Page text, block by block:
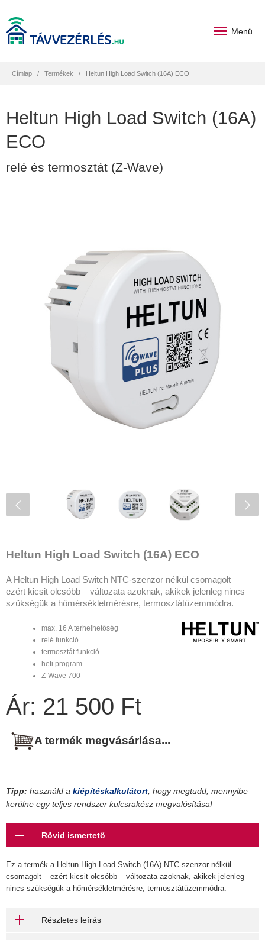
Menü
Címlap Termékek Heltun High Load Switch (16A) ECO
Heltun High Load Switch (16A)
ECO
relé és termosztát (Z-Wave)
Heltun High Load Switch (16A) ECO
A Heltun High Load Switch NTC-szenzor nélkül csomagolt –
ezért kicsit olcsóbb – változata azoknak, akikek jelenleg nincs
szükségük a hőmérsékletmérésre, termosztátüzemmódra.
max. 16 A terhelhetőség
relé funkció
termosztát funkció
heti program
Z-Wave 700
Ár: 21 500 Ft
A termék megvásárlása...
Tipp: használd a kiépítéskalkulátort , hogy megtudd, mennyibe
kerülne egy teljes rendszer kulcsrakész megvalósítása!
Rövid ismertető
Ez a termék a Heltun High Load Switch (16A) NTC-szenzor nélkül
csomagolt – ezért kicsit olcsóbb – változata azoknak, akikek jelenleg
nincs szükségük a hőmérsékletmérésre, termosztátüzemmódra.
Részletes leírás